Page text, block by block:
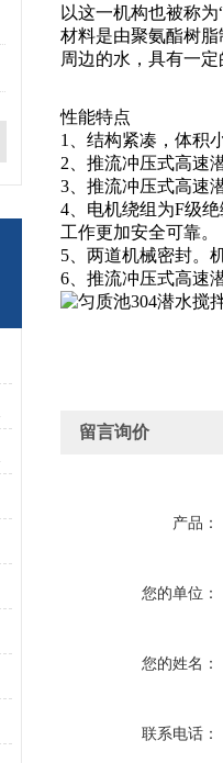
以这一机构也被称
材料是由聚氨酯树
周边的水，具有一
性能特点
1、结构紧凑，体积
2、推流冲压式高速
3、推流冲压式高速
4、电机绕组为F级
工作更加安全可靠。
5、两道机械密封。
6、推流冲压式高速
留言询价
产品：
您的单位：
您的姓名：
联系电话：